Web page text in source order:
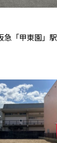
「甲東園」駅